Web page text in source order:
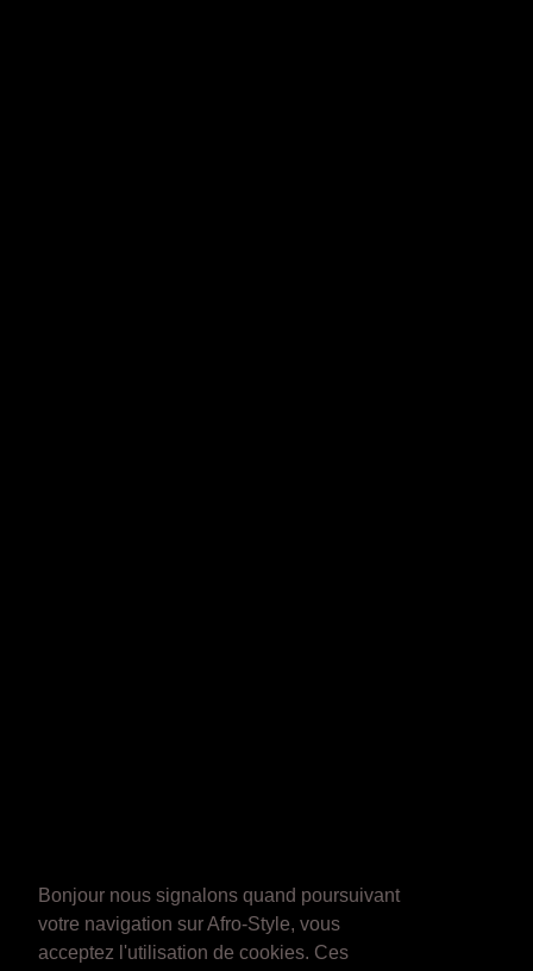
Bonjour nous signalons quand poursuivant
votre navigation sur Afro-Style, vous
acceptez l'utilisation de cookies. Ces